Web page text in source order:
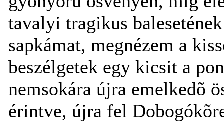
tavalyi tragikus
sapkámat, megnézem a
beszélgetek egy kicsit a
nemsokára újra emelkedõ
érintve, újra fel